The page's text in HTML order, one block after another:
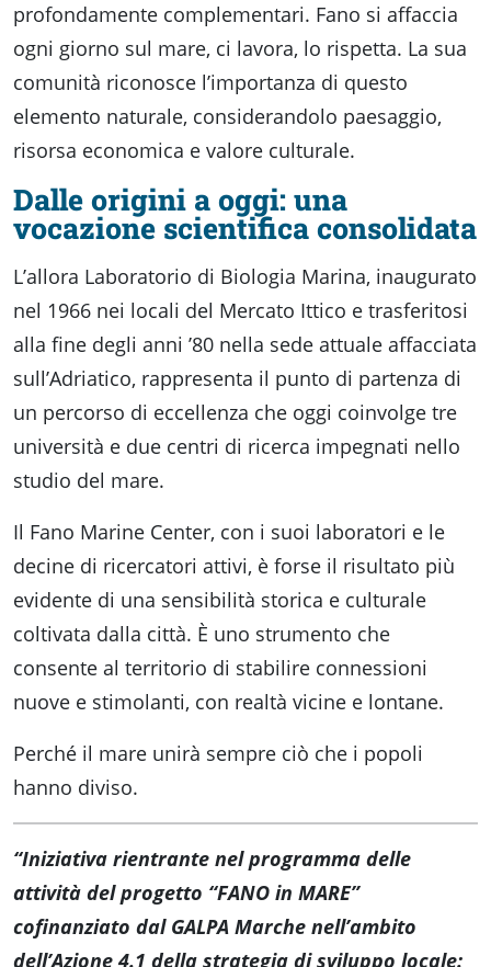
profondamente complementari. Fano si affaccia
ogni giorno sul mare, ci lavora, lo rispetta. La sua
comunità riconosce l’importanza di questo
elemento naturale, considerandolo paesaggio,
risorsa economica e valore culturale.
Dalle origini a oggi: una
vocazione scientifica consolidata
L’allora Laboratorio di Biologia Marina, inaugurato
nel 1966 nei locali del Mercato Ittico e trasferitosi
alla fine degli anni ’80 nella sede attuale affacciata
sull’Adriatico, rappresenta il punto di partenza di
un percorso di eccellenza che oggi coinvolge tre
università e due centri di ricerca impegnati nello
studio del mare.
Il Fano Marine Center, con i suoi laboratori e le
decine di ricercatori attivi, è forse il risultato più
evidente di una sensibilità storica e culturale
coltivata dalla città. È uno strumento che
consente al territorio di stabilire connessioni
nuove e stimolanti, con realtà vicine e lontane.
Perché il mare unirà sempre ciò che i popoli
hanno diviso.
“Iniziativa rientrante nel programma delle
attività del progetto “FANO in MARE”
cofinanziato dal GALPA Marche nell’ambito
dell’Azione 4.1 della strategia di sviluppo locale: